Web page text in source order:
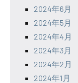
2024年6月
2024年5月
2024年4月
2024年3月
2024年2月
2024年1月